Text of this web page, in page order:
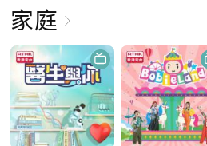
家庭